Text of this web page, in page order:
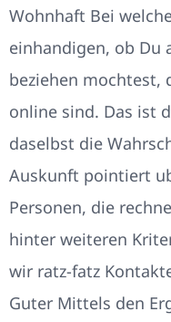
Wohnhaft Bei
einhandigen, ob Du
beziehen mochtest,
online sind. Das ist
daselbst die
Auskunft pointiert
Personen, die
hinter weiteren
wir ratz-fatz
Guter Mittels den